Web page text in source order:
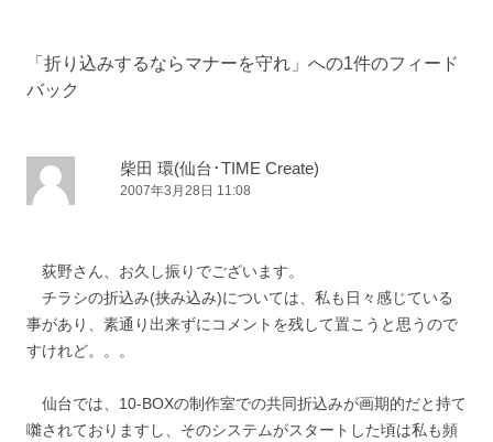
「 折り込みするならマナーを守れ 」への1件のフィード
バック
柴田 環(仙台･TIME Create)
2007年3月28日 11:08
荻野さん、お久し振りでございます。
チラシの折込み(挟み込み)については、私も日々感じている
事があり、素通り出来ずにコメントを残して置こうと思うので
すけれど。。。
仙台では、10-BOXの制作室での共同折込みが画期的だと持て
囃されておりますし、そのシステムがスタートした頃は私も頻